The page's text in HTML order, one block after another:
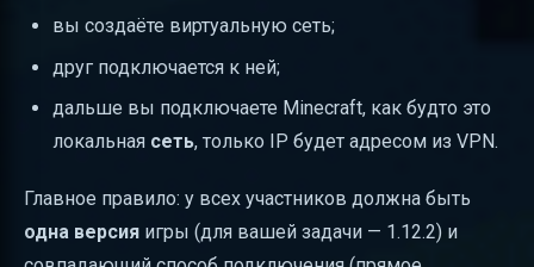
вы создаёте виртуальную сеть;
друг подключается к ней;
дальше вы подключаете Minecraft, как будто это
локальная сеть, только IP будет адресом из VPN.
Главное правило: у всех участников должна быть
одна версия игры (для вашей задачи — 1.12.2) и